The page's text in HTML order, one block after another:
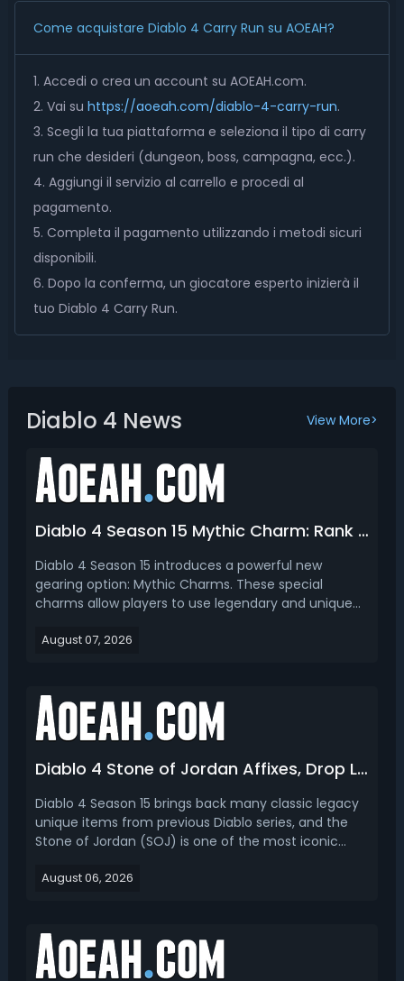
Come acquistare Diablo 4 Carry Run su AOEAH?
1. Accedi o crea un account su AOEAH.com.
2. Vai su https://aoeah.com/diablo-4-carry-run.
3. Scegli la tua piattaforma e seleziona il tipo di carry
run che desideri (dungeon, boss, campagna, ecc.).
4. Aggiungi il servizio al carrello e procedi al
pagamento.
5. Completa il pagamento utilizzando i metodi sicuri
disponibili.
6. Dopo la conferma, un giocatore esperto inizierà il
tuo Diablo 4 Carry Run.
Diablo 4 News View More>
Diablo 4 Season 15 Mythic Charm: Rank Best Mythic Charms & How to Craft
Diablo 4 Season 15 introduces a powerful new
gearing option: Mythic Charms. These special
charms allow players to use legendary and unique
customization options and opening up new
August 07, 2026
Diablo 4 Stone of Jordan Affixes, Drop Location & How to Get
Diablo 4 Season 15 brings back many classic legacy
unique items from previous Diablo series, and the
Stone of Jordan (SOJ) is one of the most iconic
this legacy unique ring returns in Diablo 4 with
August 06, 2026